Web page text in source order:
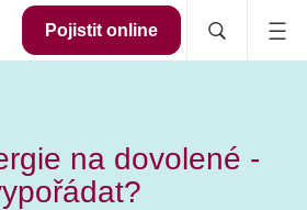
Pojistit online
na dovolené -